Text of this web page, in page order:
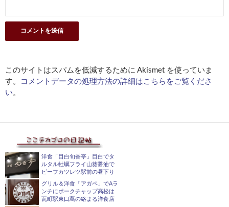
このサイトはスパムを低減するために Akismet を使っていま
す。
コメントデータの処理方法の詳細はこちらをご覧くださ
い。
洋食「目白旬香亭」目白でタ
ルタル牡蠣フライ山葵醤油で
ビーフカツレツ駅前の昼下り
グリル＆洋食「アガペ」でAラ
ンチにポークチャップ高松は
瓦町駅東口蔦の絡まる洋食店